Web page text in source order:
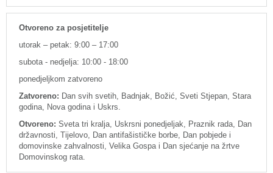
Otvoreno za posjetitelje
utorak – petak: 9:00 – 17:00
subota - nedjelja: 10:00 - 18:00
ponedjeljkom zatvoreno
Zatvoreno: Dan svih svetih, Badnjak, Božić, Sveti Stjepan, Stara
godina, Nova godina i Uskrs.
Otvoreno: Sveta tri kralja, Uskrsni ponedjeljak, Praznik rada, Dan
državnosti, Tijelovo, Dan antifašističke borbe, Dan pobjede i
domovinske zahvalnosti, Velika Gospa i Dan sjećanje na žrtve
Domovinskog rata.